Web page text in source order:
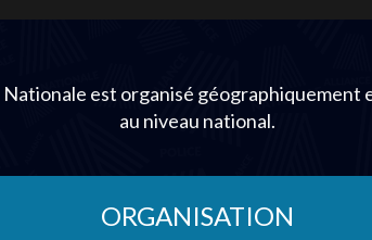
est organisé
au niveau national.
ORGANISATION